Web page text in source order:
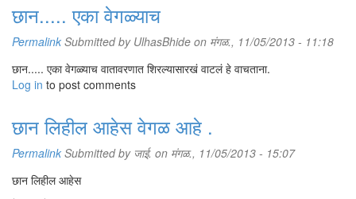
छान..... एका वेगळ्याच
Permalink Submitted by UlhasBhide on मंगळ., 11/05/2013 - 11:18
छान..... एका वेगळ्याच वातावरणात शिरल्यासारखं वाटलं हे वाचताना.
Log in to post comments
छान लिहील आहेस वेगळ आहे .
Permalink Submitted by जाई. on मंगळ., 11/05/2013 - 15:07
छान लिहील आहेस